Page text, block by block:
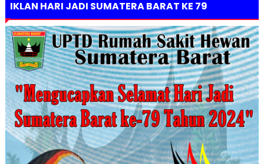
IKLAN HARI JADI SUMATERA BARAT KE 79